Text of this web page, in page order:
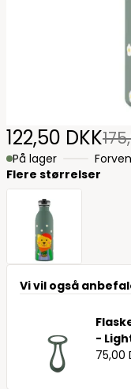
122,50 DKK
På lager
Flere størrelser
Vi vil også
-
75,00